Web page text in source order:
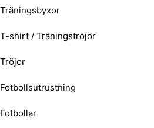
Träningsbyxor
T-shirt / Träningströjor
Tröjor
Fotbollsutrustning
Fotbollar